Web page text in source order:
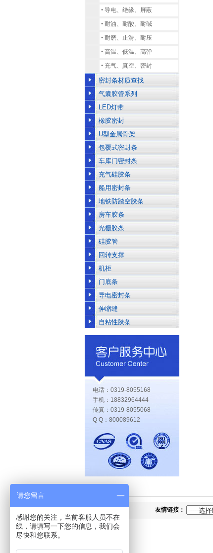
• 导电、绝缘、屏蔽
• 耐油、耐酸、耐碱
• 耐磨、止滑、耐压
• 高温、低温、高弹
• 充气、真空、密封
密封条材质查找
气囊胶管系列
LED灯带
橡胶密封
U型金属骨架
包覆式密封条
车库门密封条
充气硅胶条
船用密封条
地铁防踏空胶条
房车胶条
光栅胶条
硅胶管
回转支撑
机柜
门底条
导电密封条
伸缩缝
自粘性胶条
电话：0319-8055168
手机：18832964444
传真：0319-8055068
Q Q：800089612
友情链接：
请您留言
感谢您的关注，当前客服人员不在
线，请填写一下您的信息，我们会
尽快和您联系。